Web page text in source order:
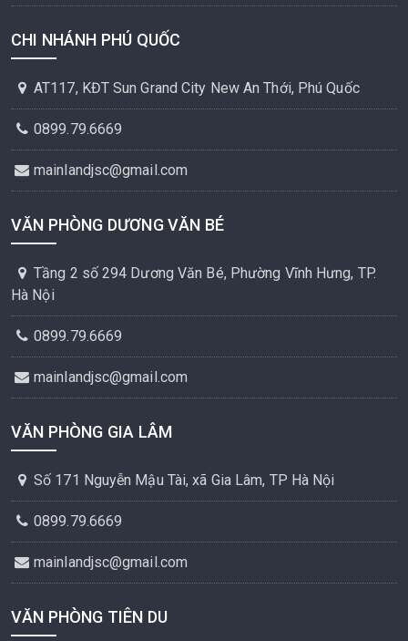
CHI NHÁNH PHÚ QUỐC
AT117, KĐT Sun Grand City New An Thới, Phú Quốc
0899.79.6669
mainlandjsc@gmail.com
VĂN PHÒNG DƯƠNG VĂN BÉ
Tầng 2 số 294 Dương Văn Bé, Phường Vĩnh Hưng, TP.
Hà Nội
0899.79.6669
mainlandjsc@gmail.com
VĂN PHÒNG GIA LÂM
Số 171 Nguyễn Mậu Tài, xã Gia Lâm, TP Hà Nội
0899.79.6669
mainlandjsc@gmail.com
VĂN PHÒNG TIÊN DU